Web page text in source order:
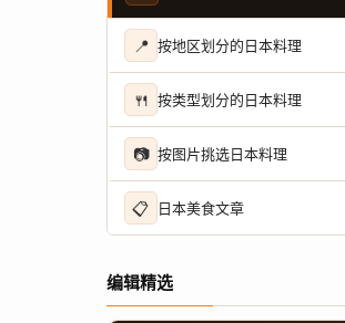
📍 按地区划分的日本料理
🍴 按类型划分的日本料理
📷 按图片挑选日本料理
📋 日本美食文章
编辑精选